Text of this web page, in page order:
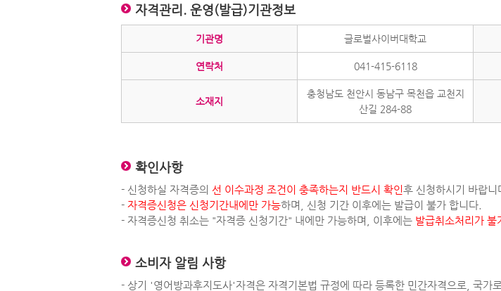
자격관리. 운영(발급)기관정보
기관명 글로벌사이버대학교
연락처 041-415-6118
소재지
충청남도 천안시 동남구 목천읍 교천지
산길 284-88
확인사항
- 신청하실 자격증의 선 이수과정 조건이 충족하는지 반드시 확인 후 신청하시기 바랍니
- 자격증신청은 신청기간내에만 가능하며, 신청 기간 이후에는 발급이 불가 합니다.
- 자격증신청 취소는 "자격증 신청기간" 내에만 가능하며, 이후에는 발급취소처리가 불
소비자 알림 사항
- 상기 '영어방과후지도사'자격은 자격기본법 규정에 따라 등록한 민간자격으로, 국가